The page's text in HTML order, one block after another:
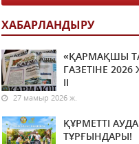
ХАБАРЛАНДЫРУ
«ҚАРМАҚШЫ
ГАЗЕТІНЕ
ІI
27 мамыр 2026 ж.
ҚҰРМЕТТІ
ТҰРҒЫНДАРЫ!